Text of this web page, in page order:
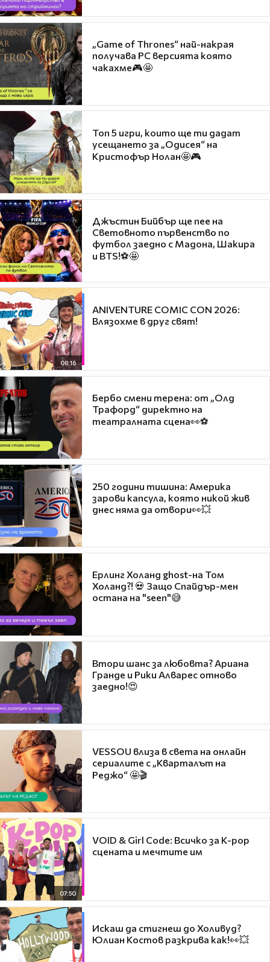
„Game of Thrones“ най-накрая
получава PC версията която
чакахме🎮🤩
Топ 5 игри, които ще ти дадат
усещането за „Одисея“ на
Кристофър Нолан🤩🎮
Джъстин Бийбър ще пее на
Световното първенство по
футбол заедно с Мадона, Шакира
и BTS!⚽🤩
08:16
ANIVENTURE COMIC CON 2026:
Влязохме в друг свят!
Бербо смени терена: от „Олд
Трафорд“ директно на
театралната сцена👀⚽
250 години тишина: Америка
зарови капсула, която никой жив
днес няма да отвори👀💥
Ерлинг Холанд ghost-на Том
Холанд?! 💀 Защо Спайдър-мен
остана на "seen"😅
Втори шанс за любовта? Ариана
Гранде и Рики Алварес отново
заедно!😍
VESSOU влиза в света на онлайн
сериалите с „Кварталът на
Реджо“ 🤩🎬
07:50
VOID & Girl Code: Всичко за K-pop
сцената и мечтите им
Искаш да стигнеш до Холивуд?
Юлиан Костов разкрива как!👀💥